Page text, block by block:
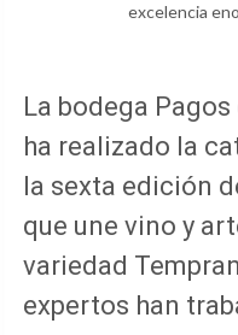
excelencia
La bodega
ha realizado la
la sexta edición
que une vino y
variedad
expertos han